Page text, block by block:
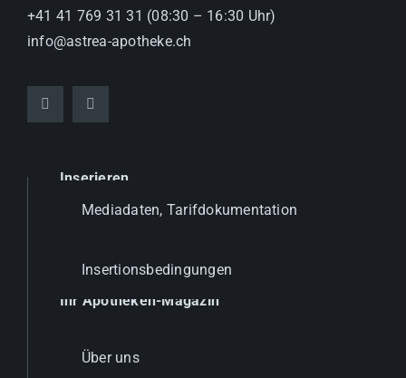
+41 41 769 31 31 (08:30 – 16:30 Uhr)
info@astrea-apotheke.ch
Inserieren
Mediadaten, Tarifdokumentation
Insertionsbedingungen
Ihr Apotheken-Magazin
Über uns